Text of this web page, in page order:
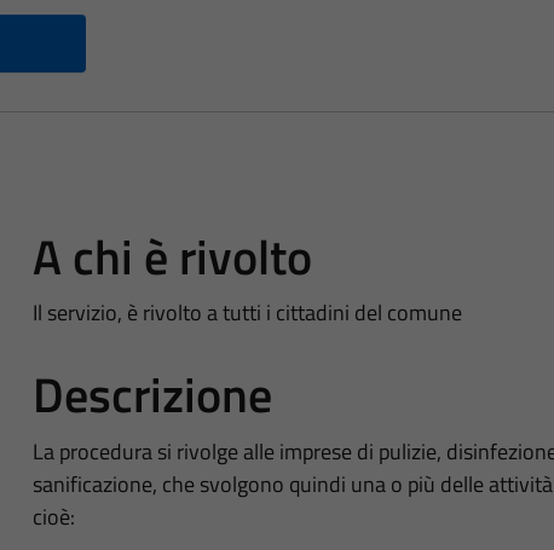
A chi è rivolto
Il servizio, è rivolto a tutti i cittadini del comune
Descrizione
La procedura si rivolge alle imprese di pulizie,
sanificazione, che svolgono quindi una o più delle
cioè: